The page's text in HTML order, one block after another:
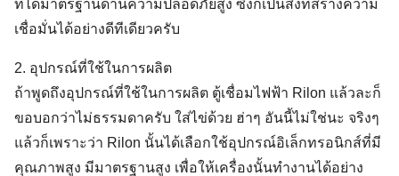
ที่ได้มาตรฐานด้านความปลอดภัยสูง ซึ่งก็เป็นสิ่งที่สร้างความ
เชื่อมั่นได้อย่างดีทีเดียวครับ
2. อุปกรณ์ที่ใช้ในการผลิต
ถ้าพูดถึงอุปกรณ์ที่ใช้ในการผลิต ตู้เชื่อมไฟฟ้า Rilon แล้วละก็
ขอบอกว่าไม่ธรรมดาครับ ใส่ไข่ด้วย ฮ่าๆ อันนี้ไม่ใช่นะ จริงๆ
แล้วก็เพราะว่า Rilon นั้นได้เลือกใช้อุปกรณ์อิเล็กทรอนิกส์ที่มี
คุณภาพสูง มีมาตรฐานสูง เพื่อให้เครื่องนั้นทำงานได้อย่าง